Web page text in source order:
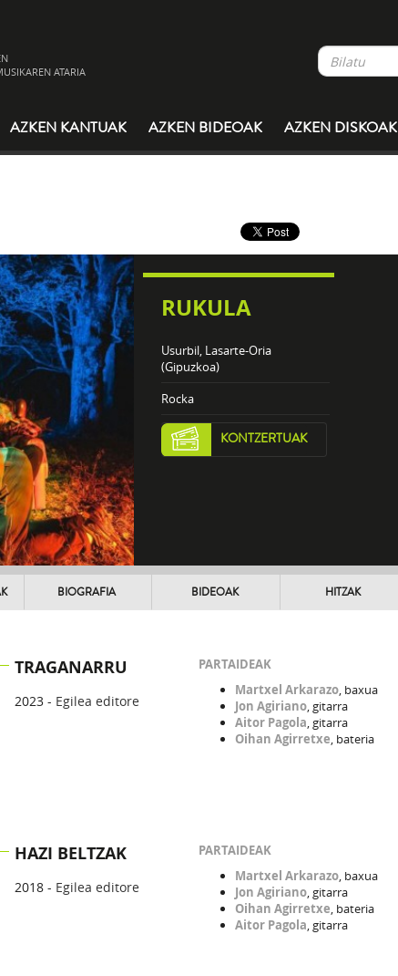
ATARIA
AZKEN KANTUAK AZKEN BIDEOAK AZKEN DISKOAK
RUKULA
Usurbil, Lasarte-Oria
(Gipuzkoa)
Rocka
KONTZERTUAK
BIOGRAFIA BIDEOAK HITZAK
TRAGANARRU
2023 - Egilea editore
PARTAIDEAK
Martxel Arkarazo, baxua
Jon Agiriano, gitarra
Aitor Pagola, gitarra
Oihan Agirretxe, bateria
HAZI BELTZAK
2018 - Egilea editore
PARTAIDEAK
Martxel Arkarazo, baxua
Jon Agiriano, gitarra
Oihan Agirretxe, bateria
Aitor Pagola, gitarra